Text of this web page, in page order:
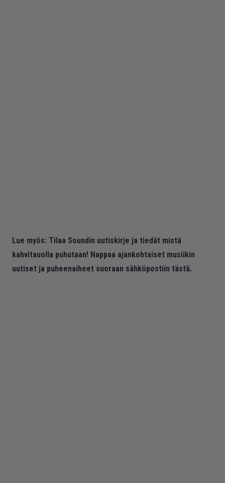
Lue myös: Tilaa Soundin uutiskirje ja tiedät mistä
kahvitauolla puhutaan! Nappaa ajankohtaiset musiikin
uutiset ja puheenaiheet suoraan sähköpostiin tästä.